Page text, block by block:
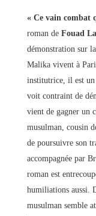
« Ce vain combat
roman de Fouad
démonstration sur
Malika vivent à
institutrice, il est
voit contraint de
vient de gagner un
musulman, cousin
de poursuivre son
accompagnée par
roman est
humiliations aussi.
musulman semble